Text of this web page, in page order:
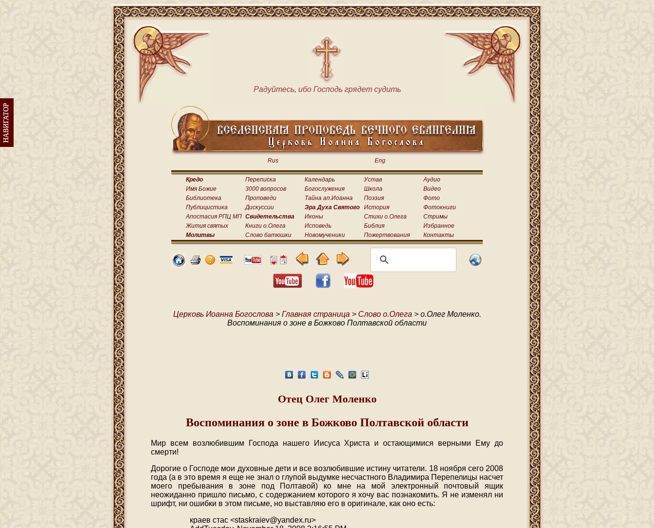
Радуйтесь, ибо Господь грядет судить
Rus Eng
Кредо Переписка Календарь Устав
Аудио
Имя Божие
3000 вопросов Богослужения Школа
Видео
Библиотека
Проповеди Тайна ап.Иоанна Поэзия
Фото
Публицистика
Дискуссии Эра Духа Святого История
Фотокниги
Апостасия РПЦ МП Свидетельства Иконы Стихи о.Олега
Стримы
Жития святых
Книги о.Олега Исповедь Библия
Избранное
Молитвы
Слово батюшки Новомученики Пожертвования Контакты
Церковь Иоанна Богослова > Главная страница > Слово о.Олега > о.Олег Моленко.
Воспоминания о зоне в Божково Полтавской области
Отец Олег Моленко
Воспоминания о зоне в Божково Полтавской области
Мир всем возлюбившим Господа нашего Иисуса Христа и остающимися верными Ему до
смерти!
Дорогие о Господе мои духовные дети и все возлюбившие истину читатели. 18 ноября сего 2008
года (а в это время я еще не знал о глупой выдумке несчастного Владимира Перепелицы насчет
моего пребывания в зоне под Полтавой) ко мне на мой электронный почтовый ящик
неожиданно пришло письмо, с содержанием которого я хочу вас познакомить. Я не изменял ни
шрифт, ни ошибки в этом письме, но выставляю его в оригинале, как оно есть:
краев стас <staskraiev@yandex.ru>